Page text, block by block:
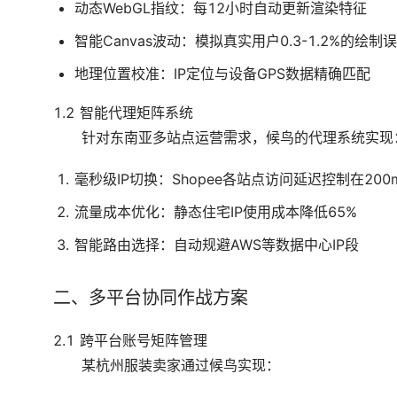
动态WebGL指纹：每12小时自动更新渲染特征
智能Canvas波动：模拟真实用户0.3-1.2%的绘制
地理位置校准：IP定位与设备GPS数据精确匹配
1.2 智能代理矩阵系统
针对东南亚多站点运营需求，候鸟的代理系统实现
毫秒级IP切换：Shopee各站点访问延迟控制在
流量成本优化：静态住宅IP使用成本降低65%
智能路由选择：自动规避AWS等数据中心IP段
二、多平台协同作战方案
2.1 跨平台账号矩阵管理
某杭州服装卖家通过候鸟实现：